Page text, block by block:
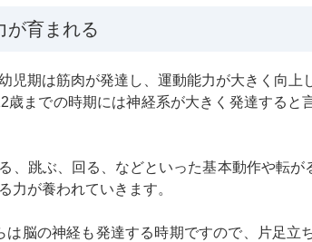
が育まれる
児期は筋肉が発達し、運動能力が大きく向上
歳までの時期には神経系が大きく発達する
、跳ぶ、回る、などといった基本動作や転
力が養われていきます。
は脳の神経も発達する時期ですので、片足